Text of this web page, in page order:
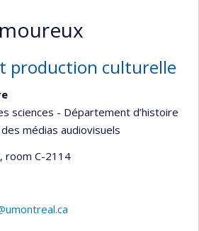
production culturelle
sciences - Département d’histoire
médias audiovisuels
, room C-2114